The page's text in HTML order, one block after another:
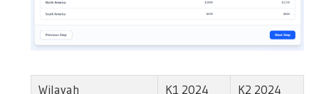
Wilayah K1 2024
K2 2024